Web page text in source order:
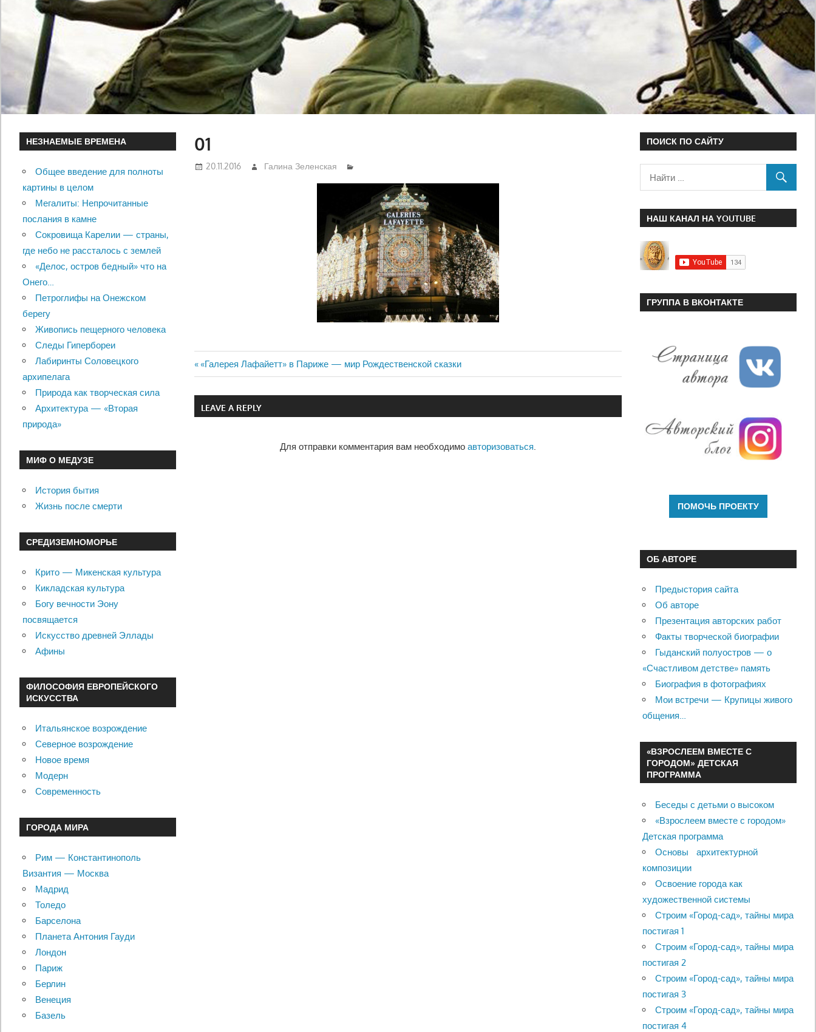
01
20.11.2016 Галина Зеленская
Навигация
по
Previous
Post:
«Галерея Лафайетт» в Париже — мир Рождественской сказки
LEAVE A REPLY
Для отправки комментария вам необходимо авторизоваться.
НЕЗНАЕМЫЕ ВРЕМЕНА
Общее введение для полноты
картины в целом
Мегалиты: Непрочитанные
послания в камне
Сокровища Карелии — страны,
где небо не рассталось с землей
«Делос, остров бедный» что на
Онего…
Петроглифы на Онежском
берегу
Живопись пещерного человека
Следы Гипербореи
Лабиринты Соловецкого
архипелага
Природа как творческая сила
Архитектура — «Вторая
природа»
МИФ О МЕДУЗЕ
История бытия
Жизнь после смерти
СРЕДИЗЕМНОМОРЬЕ
Крито — Микенская культура
Кикладская культура
Богу вечности Эону
посвящается
Искусство древней Эллады
Афины
ФИЛОСОФИЯ ЕВРОПЕЙСКОГО
ИСКУССТВА
Итальянское возрождение
Северное возрождение
Новое время
Модерн
Современность
ГОРОДА МИРА
Рим — Константинополь
Византия — Москва
Мадрид
Толедо
Барселона
Планета Антония Гауди
Лондон
Париж
Берлин
Венеция
Базель
ПОИСК ПО САЙТУ
НАШ КАНАЛ НА YOUTUBE
ГРУППА В ВКОНТАКТЕ
ОБ АВТОРЕ
Предыстория сайта
Об авторе
Презентация авторских работ
Факты творческой биографии
Гыданский полуостров — о
«Счастливом детстве» память
Биография в фотографиях
Мои встречи — Крупицы живого
общения…
«ВЗРОСЛЕЕМ ВМЕСТЕ С
ГОРОДОМ» ДЕТСКАЯ
ПРОГРАММА
Беседы с детьми о высоком
«Взрослеем вместе с городом»
Детская программа
Основы архитектурной
композиции
Освоение города как
художественной системы
Строим «Город-сад», тайны мира
постигая 1
Строим «Город-сад», тайны мира
постигая 2
Строим «Город-сад», тайны мира
постигая 3
Строим «Город-сад», тайны мира
постигая 4